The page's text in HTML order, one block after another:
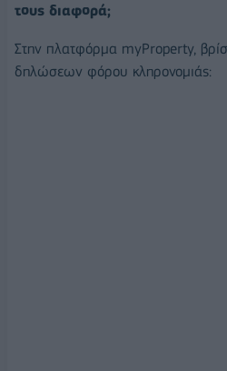
τους διαφορά;
Στην πλατφόρμα myProperty,
δηλώσεων φόρου κληρονομιάς: